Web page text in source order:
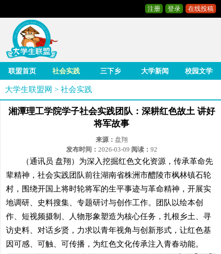
注册 登录 在线投稿
联盟首页 社会实践 三下乡 大学新闻 校园文学
大学生联盟网 > 社会实践
湘潭理工学院学子社会实践团队：深耕红色故土 讲好
将军故事
来源： 盘翔
发布时间： 2026-03-09 阅读： 92
（通讯员 盘翔）为深入挖掘红色文化资源，传承革命先
辈精神，社会实践团队前往湖南省株洲市醴陵市枫林镇石轮
村，围绕开国上将时轮将军的生平事迹与革命精神，开展实
地调研、史料搜集、专题研讨与创作工作。团队以绘本创
作、短视频摄制、人物形象塑造为核心任务，扎根乡土、寻
访史料、对话乡贤，力求以青年视角与创新形式，让红色基
因可感、可触、可传播，为红色文化传承注入青春动能。